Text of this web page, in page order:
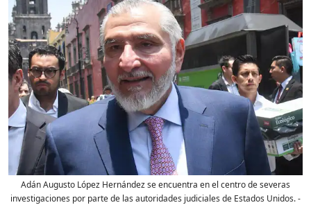
Adán Augusto López Hernández se encuentra en el centro de severas
investigaciones por parte de las autoridades judiciales de Estados Unidos.-